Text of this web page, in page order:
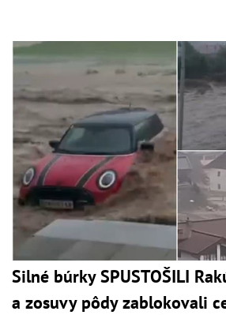
Silné búrky SPUSTOŠILI
a zosuvy pôdy zablokovali